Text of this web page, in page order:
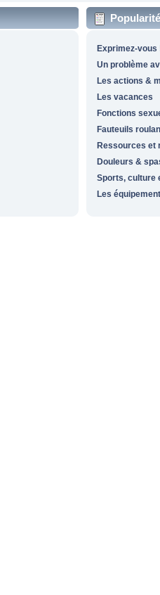
Exprimez-vous
Un problème
Les actions &
Les vacances
Fonctions
Fauteuils
Ressources et
Douleurs &
Sports, culture
Les